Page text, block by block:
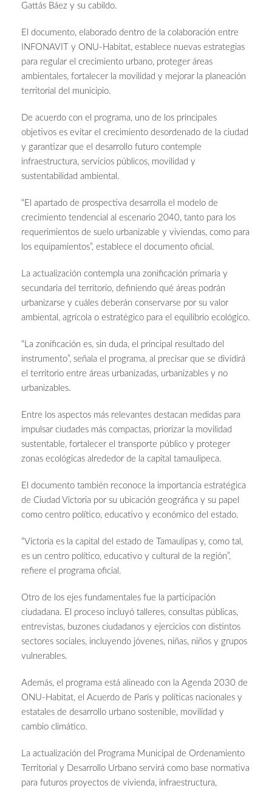
Gattás Báez y su cabildo.
El documento, elaborado dentro de la colaboración entre
INFONAVIT y ONU-Habitat, establece nuevas estrategias
para regular el crecimiento urbano, proteger áreas
ambientales, fortalecer la movilidad y mejorar la planeación
territorial del municipio.
De acuerdo con el programa, uno de los principales
objetivos es evitar el crecimiento desordenado de la ciudad
y garantizar que el desarrollo futuro contemple
infraestructura, servicios públicos, movilidad y
sustentabilidad ambiental.
“El apartado de prospectiva desarrolla el modelo de
crecimiento tendencial al escenario 2040, tanto para los
requerimientos de suelo urbanizable y viviendas, como para
los equipamientos”, establece el documento oficial.
La actualización contempla una zonificación primaria y
secundaria del territorio, definiendo qué áreas podrán
urbanizarse y cuáles deberán conservarse por su valor
ambiental, agrícola o estratégico para el equilibrio ecológico.
“La zonificación es, sin duda, el principal resultado del
instrumento”, señala el programa, al precisar que se dividirá
el territorio entre áreas urbanizadas, urbanizables y no
urbanizables.
Entre los aspectos más relevantes destacan medidas para
impulsar ciudades más compactas, priorizar la movilidad
sustentable, fortalecer el transporte público y proteger
zonas ecológicas alrededor de la capital tamaulipeca.
El documento también reconoce la importancia estratégica
de Ciudad Victoria por su ubicación geográfica y su papel
como centro político, educativo y económico del estado.
“Victoria es la capital del estado de Tamaulipas y, como tal,
es un centro político, educativo y cultural de la región”,
refiere el programa oficial.
Otro de los ejes fundamentales fue la participación
ciudadana. El proceso incluyó talleres, consultas públicas,
entrevistas, buzones ciudadanos y ejercicios con distintos
sectores sociales, incluyendo jóvenes, niñas, niños y grupos
vulnerables.
Además, el programa está alineado con la Agenda 2030 de
ONU-Habitat, el Acuerdo de París y políticas nacionales y
estatales de desarrollo urbano sostenible, movilidad y
cambio climático.
La actualización del Programa Municipal de Ordenamiento
Territorial y Desarrollo Urbano servirá como base normativa
para futuros proyectos de vivienda, infraestructura,